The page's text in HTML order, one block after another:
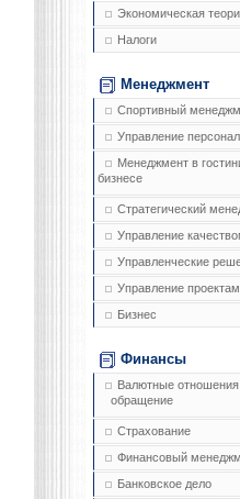
Экономическая
Налоги
Менеджмент
Спортивный
Управление
Менеджмент в
бизнесе
Стратегический
Управление
Управленческие
Управление
Бизнес
Финансы
Валютные
обращение
Страхование
Финансовый
Банковское дело